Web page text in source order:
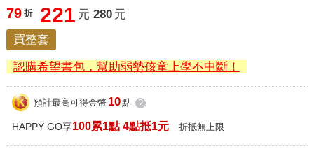
79 折 221 元 280 元
買整套
認購希望書包，幫助弱勢孩童上學不中斷！
預計最高可得金幣 10點 ?
HAPPY GO享100累1點 4點抵1元 折抵無上限